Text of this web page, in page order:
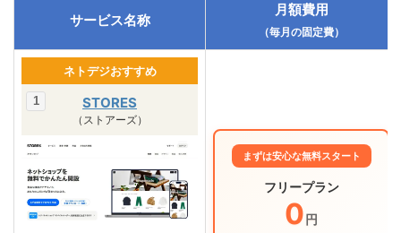
サービス名称
月額費用
（毎月の固定費）
ネトデジおすすめ
STORES
（ストアーズ）
まずは安心な無料スタート
フリープラン
0円